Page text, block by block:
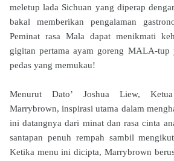
meletup lada Sichuan yang diperap
bakal memberikan pengalaman
Peminat rasa Mala dapat menikmati
gigitan pertama ayam goreng MALA-tup
pedas yang memukau!
Menurut Dato’ Joshua Liew,
Marrybrown, inspirasi utama dalam
ini datangnya dari minat dan rasa cinta
santapan penuh rempah sambil
Ketika menu ini dicipta, Marrybrown